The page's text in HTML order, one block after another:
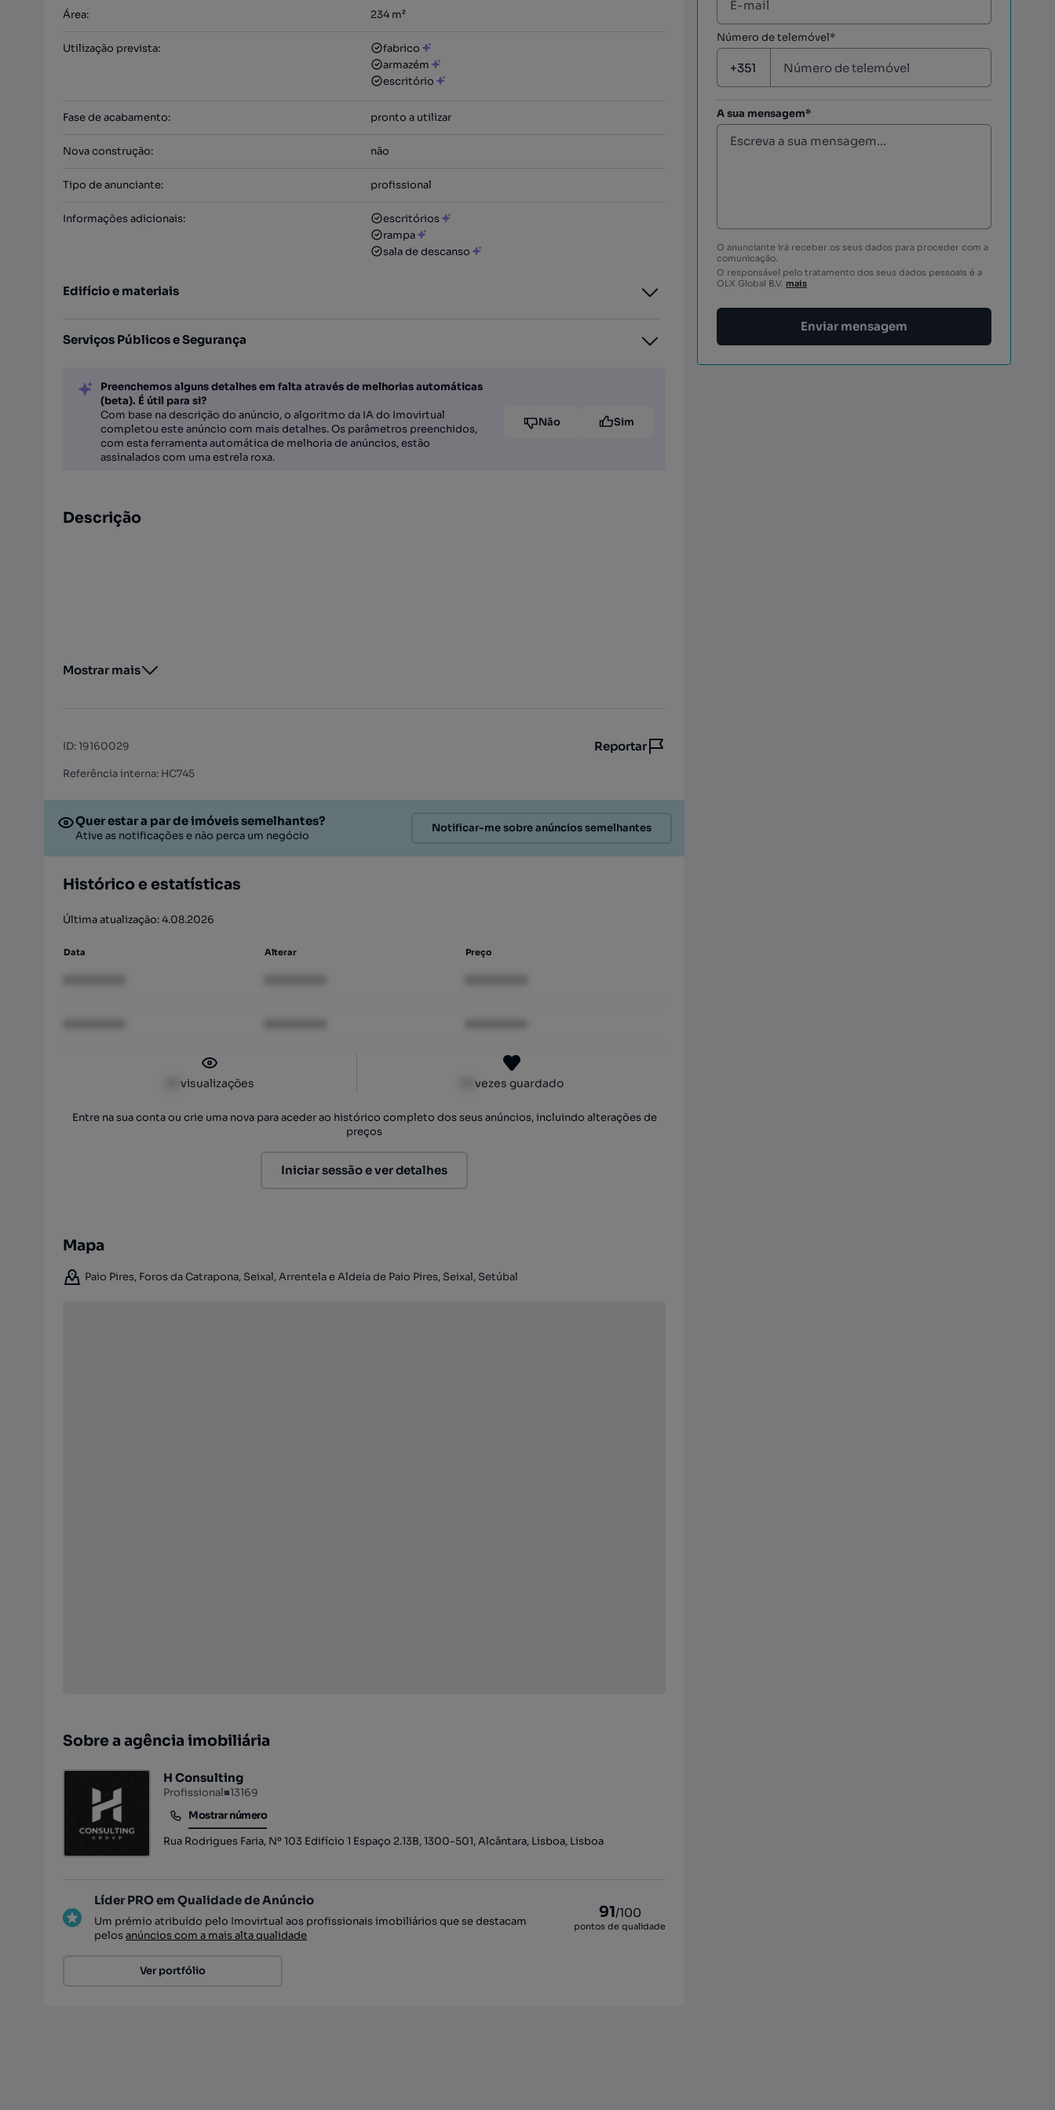
Área: 234 m²
Utilização prevista:
fabrico
armazém
escritório
Fase de acabamento: pronto a utilizar
Nova construção: não
Tipo de anunciante: profissional
Informações adicionais:
escritórios
rampa
sala de descanso
Edifício e materiais
Serviços Públicos e Segurança
Preenchemos alguns detalhes em falta através de melhorias automáticas
(beta). É útil para si?
Com base na descrição do anúncio, o algoritmo da IA do Imovirtual
completou este anúncio com mais detalhes. Os parâmetros preenchidos,
com esta ferramenta automática de melhoria de anúncios, estão
assinalados com uma estrela roxa.
Não Sim
Descrição
Mostrar mais
ID:19160029 Reportar
Referência interna: HC745
Quer estar a par de imóveis semelhantes?
Ative as notificações e não perca um negócio
Notificar-me sobre anúncios semelhantes
Histórico e estatísticas
Última atualização: 4.08.2026
Data Alterar Preço
visualizações vezes guardado
Entre na sua conta ou crie uma nova para aceder ao histórico completo dos seus anúncios, incluindo alterações de
preços
Iniciar sessão e ver detalhes
Mapa
Paio Pires, Foros da Catrapona, Seixal, Arrentela e Aldeia de Paio Pires, Seixal, Setúbal
Sobre a agência imobiliária
H Consulting
Profissional■13169
Mostrar número
Mostrar número
Rua Rodrigues Faria, Nº 103 Edifício 1 Espaço 2.13B, 1300-501, Alcântara, Lisboa, Lisboa
Líder PRO em Qualidade de Anúncio
Um prémio atribuído pelo Imovirtual aos profissionais imobiliários que se destacam
pelosanúncios com a mais alta qualidade
91/100
pontos de qualidade
Ver portfólio
Número de telemóvel*
A sua mensagem*
O anunciante irá receber os seus dados para proceder com a
comunicação.
O responsável pelo tratamento dos seus dados pessoais é a
OLX Global B.V. mais
Enviar mensagem